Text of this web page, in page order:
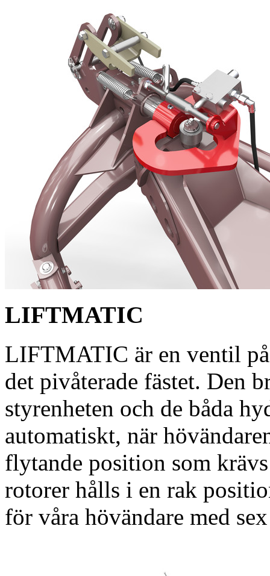
LIFTMATIC
LIFTMATIC är en ventil
det pivåterade fästet. Den
styrenheten och de båda
automatiskt, när
flytande position som
rotorer hålls i en rak
för våra hövändare med